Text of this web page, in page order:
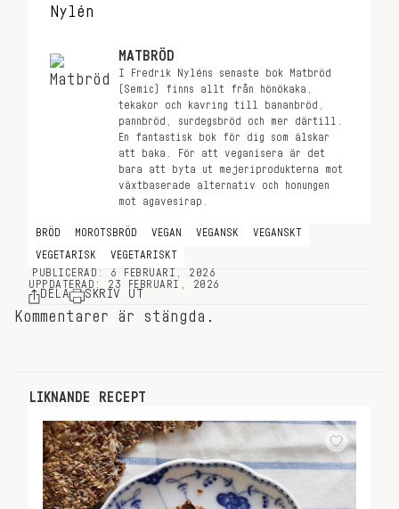
MATBRÖD
I Fredrik Nyléns senaste bok Matbröd
(Semic) finns allt från hönökaka,
tekakor och kavring till bananbröd,
pannbröd, surdegsbröd och mer därtill.
En fantastisk bok för dig som älskar
att baka. För att veganisera är det
bara att byta ut mejeriprodukterna mot
växtbaserade alternativ och honungen
mot agavesirap.
BRÖD MOROTSBRÖD VEGAN VEGANSK VEGANSKT
VEGETARISK
VEGETARISKT
PUBLICERAD: 6 FEBRUARI, 2026
UPPDATERAD: 23 FEBRUARI, 2026
DELA SKRIV UT
Kommentarer är stängda.
LIKNANDE RECEPT